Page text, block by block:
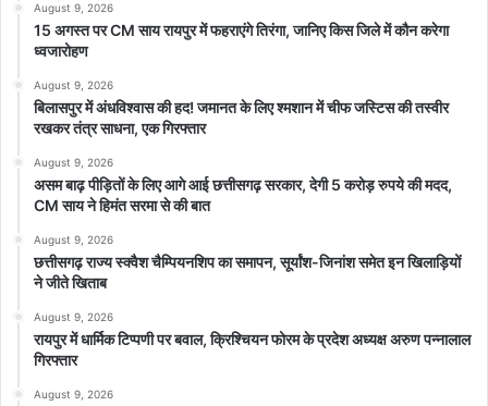
August 9, 2026
15 अगस्त पर CM साय रायपुर में फहराएंगे तिरंगा, जानिए किस जिले में कौन करेगा
ध्वजारोहण
August 9, 2026
बिलासपुर में अंधविश्वास की हद! जमानत के लिए श्मशान में चीफ जस्टिस की तस्वीर
रखकर तंत्र साधना, एक गिरफ्तार
August 9, 2026
असम बाढ़ पीड़ितों के लिए आगे आई छत्तीसगढ़ सरकार, देगी 5 करोड़ रुपये की मदद,
CM साय ने हिमंत सरमा से की बात
August 9, 2026
छत्तीसगढ़ राज्य स्क्वैश चैम्पियनशिप का समापन, सूर्यांश-जिनांश समेत इन खिलाड़ियों
ने जीते खिताब
August 9, 2026
रायपुर में धार्मिक टिप्पणी पर बवाल, क्रिश्चियन फोरम के प्रदेश अध्यक्ष अरुण पन्नालाल
गिरफ्तार
August 9, 2026